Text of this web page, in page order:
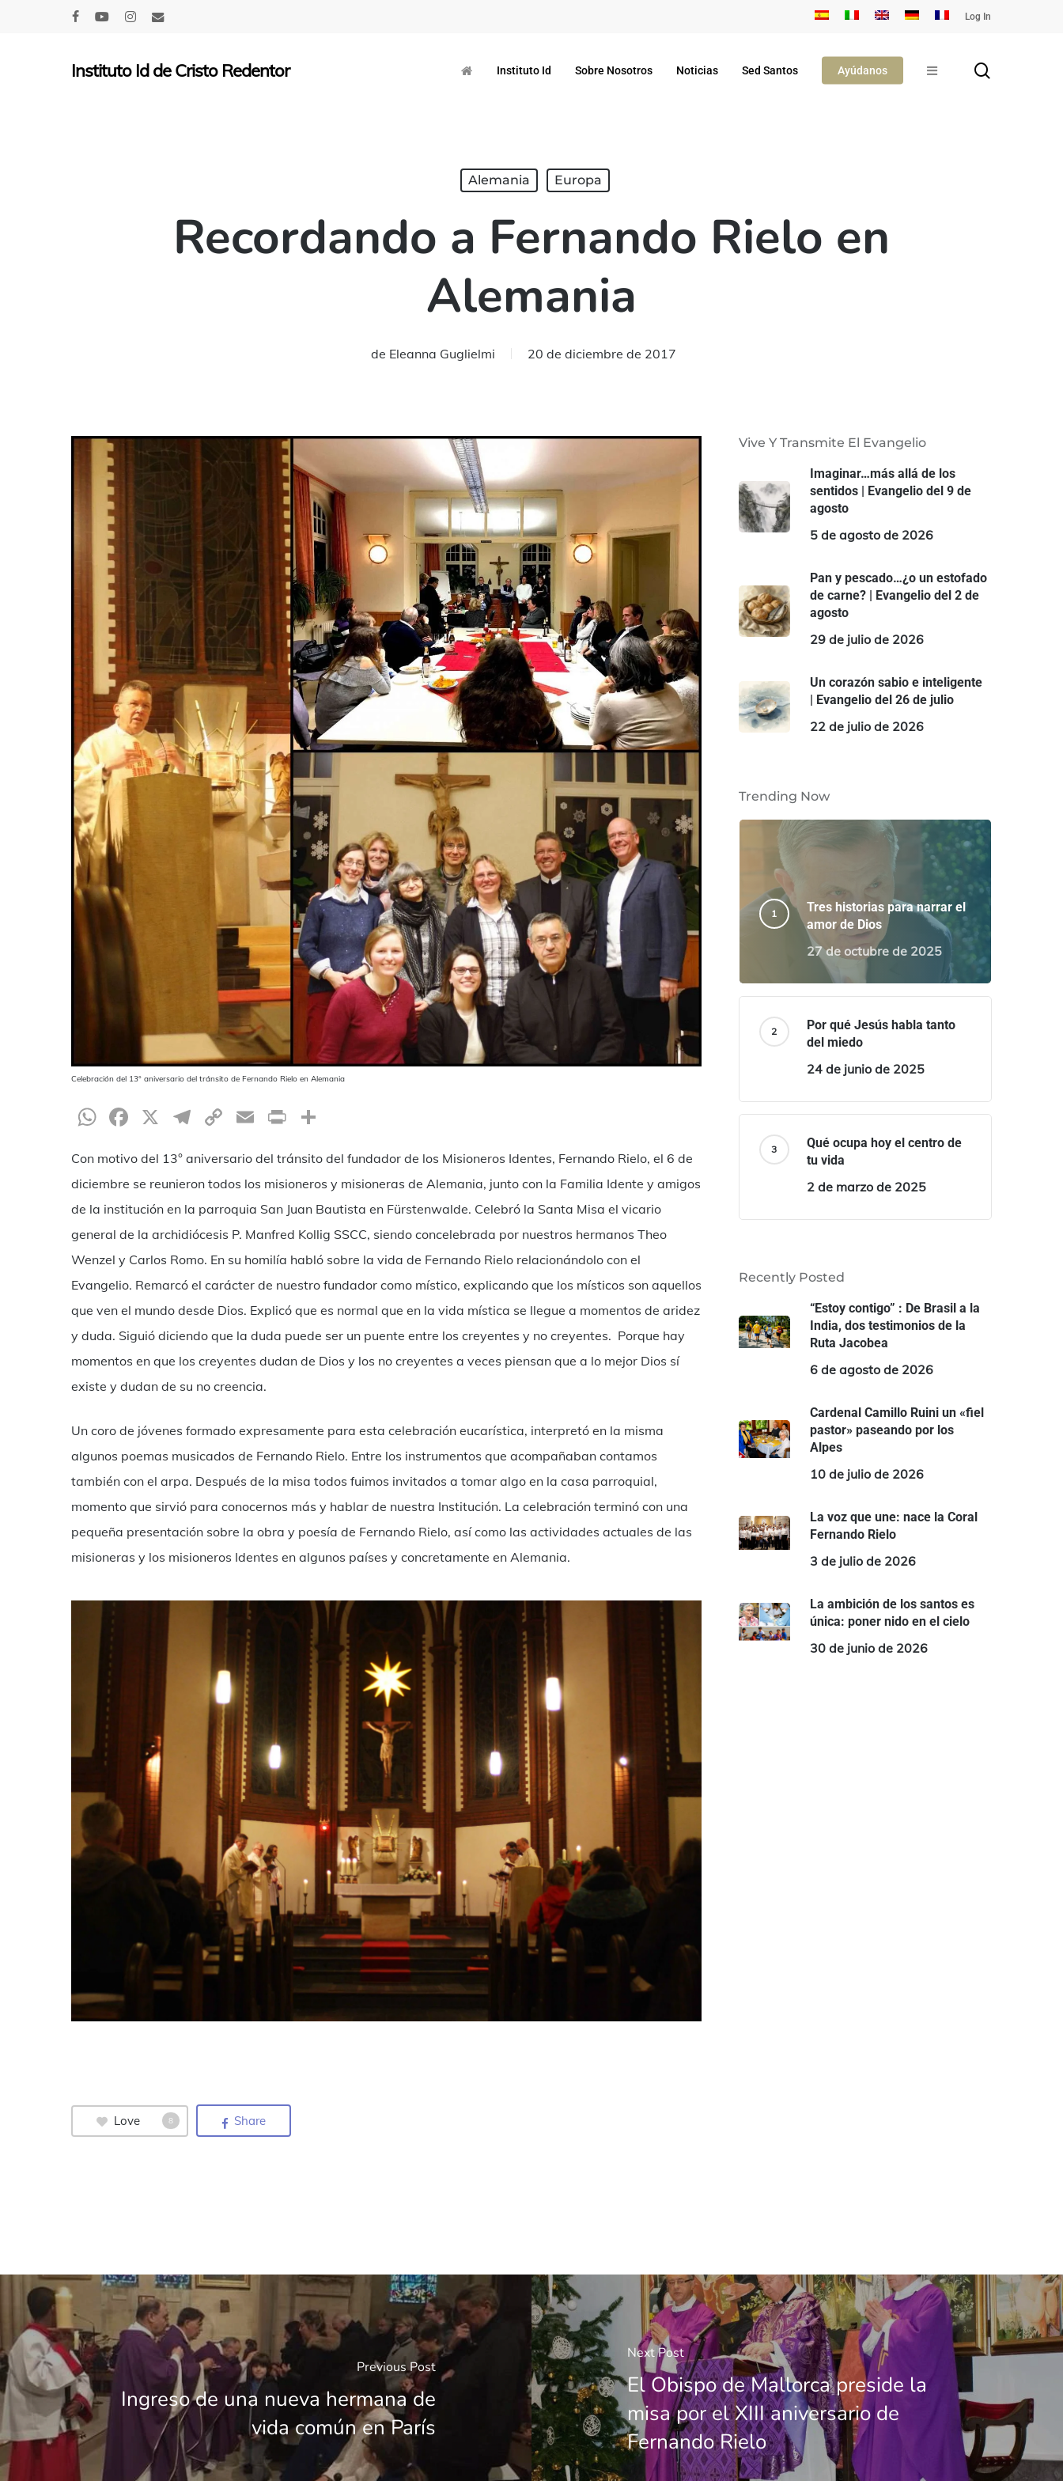
Log In
Hit enter to search or ESC to close
Instituto Id de Cristo Redentor Instituto Id Sobre Nosotros Noticias Sed Santos Ayúdanos
Alemania Europa
Recordando a Fernando Rielo en
Alemania
de Eleanna Guglielmi 20 de diciembre de 2017
Celebración del 13° aniversario del tránsito de Fernando Rielo en Alemania
WhatsApp
Facebook
X Telegram
CopyEmailPrint
Con motivo del 13° aniversario del tránsito del fundador de los Misioneros Identes, Fernando Rielo, el 6 de
diciembre se reunieron todos los misioneros y misioneras de Alemania, junto con la Familia Idente y amigos
de la institución en la parroquia San Juan Bautista en Fürstenwalde. Celebró la Santa Misa el vicario
general de la archidiócesis P. Manfred Kollig SSCC, siendo concelebrada por nuestros hermanos Theo
Wenzel y Carlos Romo. En su homilía habló sobre la vida de Fernando Rielo relacionándolo con el
Evangelio. Remarcó el carácter de nuestro fundador como místico, explicando que los místicos son aquellos
que ven el mundo desde Dios. Explicó que es normal que en la vida mística se llegue a momentos de aridez
y duda. Siguió diciendo que la duda puede ser un puente entre los creyentes y no creyentes. Porque hay
momentos en que los creyentes dudan de Dios y los no creyentes a veces piensan que a lo mejor Dios sí
existe y dudan de su no creencia.
Un coro de jóvenes formado expresamente para esta celebración eucarística, interpretó en la misma
algunos poemas musicados de Fernando Rielo. Entre los instrumentos que acompañaban contamos
también con el arpa. Después de la misa todos fuimos invitados a tomar algo en la casa parroquial,
momento que sirvió para conocernos más y hablar de nuestra Institución. La celebración terminó con una
pequeña presentación sobre la obra y poesía de Fernando Rielo, así como las actividades actuales de las
misioneras y los misioneros Identes en algunos países y concretamente en Alemania.
Love 8 Share
Vive Y Transmite El Evangelio
Imaginar…más allá de los
sentidos | Evangelio del 9 de
agosto
5 de agosto de 2026
Pan y pescado…¿o un estofado
de carne? | Evangelio del 2 de
agosto
29 de julio de 2026
Un corazón sabio e inteligente
| Evangelio del 26 de julio
22 de julio de 2026
Trending Now
Tres historias para narrar el
amor de Dios
27 de octubre de 2025
Por qué Jesús habla tanto
del miedo
24 de junio de 2025
Qué ocupa hoy el centro de
tu vida
2 de marzo de 2025
Recently Posted
“Estoy contigo” : De Brasil a la
India, dos testimonios de la
Ruta Jacobea
6 de agosto de 2026
Cardenal Camillo Ruini un «fiel
pastor» paseando por los
Alpes
10 de julio de 2026
La voz que une: nace la Coral
Fernando Rielo
3 de julio de 2026
La ambición de los santos es
única: poner nido en el cielo
30 de junio de 2026
Previous Post
Ingreso de una nueva hermana de
vida común en París
Next Post
El Obispo de Mallorca preside la
misa por el XIII aniversario de
Fernando Rielo